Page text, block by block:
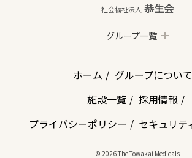
社会福祉法人 恭生会
グループ一覧
ホーム
グループについて
施設一覧
採用情報
プライバシーポリシー
セキュリテ
© 2026 The Towakai Medicals